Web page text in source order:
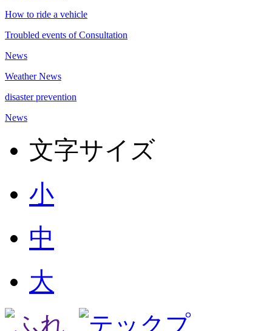
How to ride a vehicle
Troubled events of Consultation
News
Weather News
disaster prevention
News
文字サイズ
小
中
大